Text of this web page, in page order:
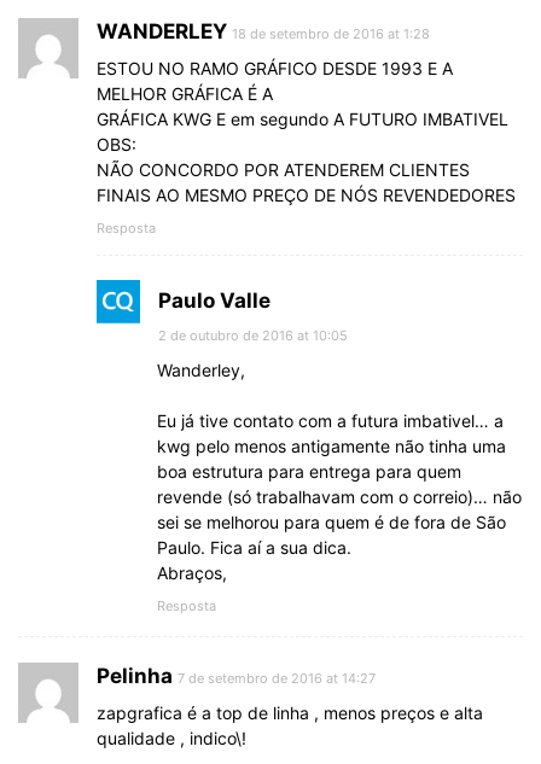
WANDERLEY 18 de setembro de 2016 at 1:28
ESTOU NO RAMO GRÁFICO DESDE 1993 E A
MELHOR GRÁFICA É A
GRÁFICA KWG E em segundo A FUTURO IMBATIVEL
OBS:
NÃO CONCORDO POR ATENDEREM CLIENTES
FINAIS AO MESMO PREÇO DE NÓS REVENDEDORES
Resposta
Paulo Valle
2 de outubro de 2016 at 10:05
Wanderley,
Eu já tive contato com a futura imbativel… a
kwg pelo menos antigamente não tinha uma
boa estrutura para entrega para quem
revende (só trabalhavam com o correio)… não
sei se melhorou para quem é de fora de São
Paulo. Fica aí a sua dica.
Abraços,
Resposta
Pelinha 7 de setembro de 2016 at 14:27
zapgrafica é a top de linha , menos preços e alta
qualidade , indico\!